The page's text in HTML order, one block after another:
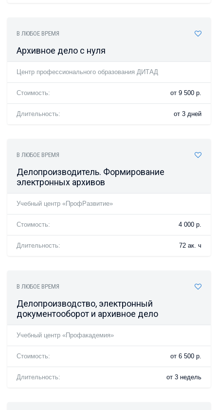
В ЛЮБОЕ ВРЕМЯ
Архивное дело с нуля
Центр профессионального образования ДИТАД
Стоимость: от 9 500 р.
Длительность: от 3 дней
В ЛЮБОЕ ВРЕМЯ
Делопроизводитель. Формирование
электронных архивов
Учебный центр «ПрофРазвитие»
Стоимость: 4 000 р.
Длительность: 72 ак. ч
В ЛЮБОЕ ВРЕМЯ
Делопроизводство, электронный
документооборот и архивное дело
Учебный центр «Профакадемия»
Стоимость: от 6 500 р.
Длительность: от 3 недель